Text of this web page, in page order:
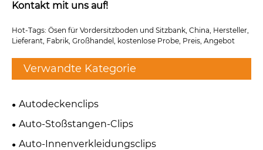
Kontakt mit uns auf!
Hot-Tags: Ösen für Vordersitzboden und Sitzbank, China, Hersteller,
Lieferant, Fabrik, Großhandel, kostenlose Probe, Preis, Angebot
Verwandte Kategorie
Autodeckenclips
Auto-Stoßstangen-Clips
Auto-Innenverkleidungsclips